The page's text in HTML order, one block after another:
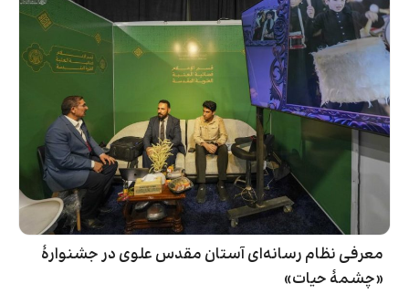
معرفی نظام رسانه‌ای آستان مقدس علوی در جشنوارۀ
«چشمهٔ حیات»